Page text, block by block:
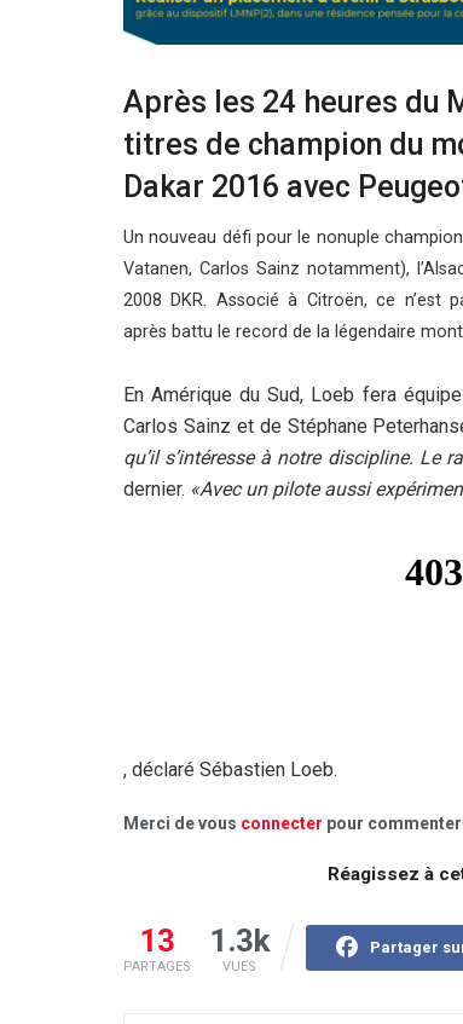
Après les 24 heures du
titres de champion du
Dakar 2016 avec
Un nouveau défi pour le nonuple
Vatanen, Carlos Sainz notamment),
2008 DKR. Associé à Citroën, ce
après battu le record de la légendaire
En Amérique du Sud, Loeb fera
Carlos Sainz et de Stéphane
qu’il s’intéresse à notre discipline. Le
dernier. «Avec un pilote aussi
, déclaré Sébastien Loeb.
Merci de vous connecter pour
Réagissez à
13
PARTAGES
1.3k
VUES
Partager